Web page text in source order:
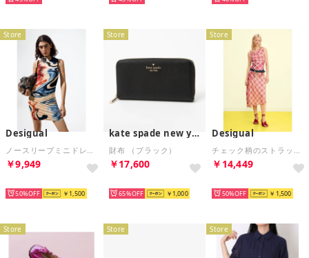
Store
Desigual
ノースリーブミニドレス （マルチ）
￥9,949
50% ￥1,500
Store
kate spade new york
財布 （ブラック）
￥17,600
65% ￥1,000
Store
Desigual
チェック柄のストラップドレス （ピンク/レッド）
￥14,449
50% ￥1,500
Store Store Store